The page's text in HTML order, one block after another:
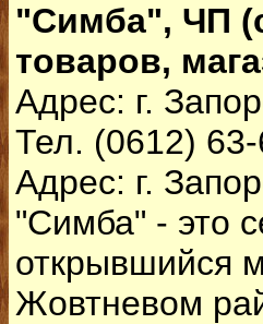
"Симба", ЧП
товаров,
Адрес: г.
Тел. (0612)
Адрес: г.
"Симба" - это
открывшийся
Жовтневом